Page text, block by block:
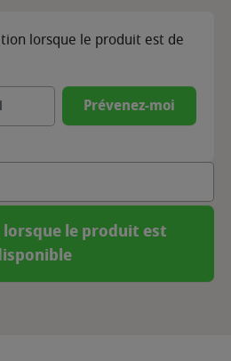
lorsque le produit est de
Prévenez-moi
lorsque le produit est